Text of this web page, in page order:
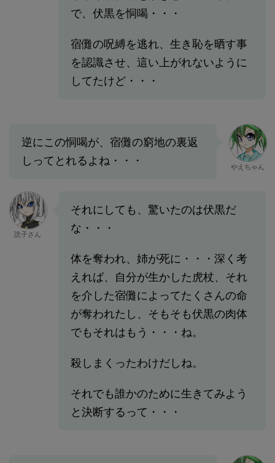
で、伏黒を恫喝・・・
宿儺の呪縛を逃れ、生き恥を晒す事
を認識させ、這い上がれないように
してたけど・・・
逆にこの恫喝が、宿儺の窮地の裏返
しってとれるよね・・・
やえちゃん
読子さん
それにしても、驚いたのは伏黒だ
な・・・
体を奪われ、姉が死に・・・深く考
えれば、自分が生かした虎杖、それ
を介した宿儺によってたくさんの命
が奪われたし、そもそも伏黒の肉体
でもそれはもう・・・ね。
殺しまくったわけだしね。
それでも誰かのために生きてみよう
と決断するって・・・